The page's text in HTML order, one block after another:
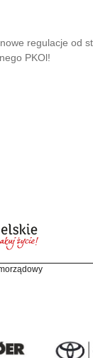
regulacje od
PKOl!